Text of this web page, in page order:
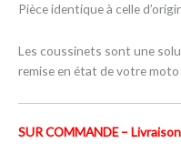
Pièce identique à celle
Les coussinets sont une
remise en état de votre
SUR COMMANDE –